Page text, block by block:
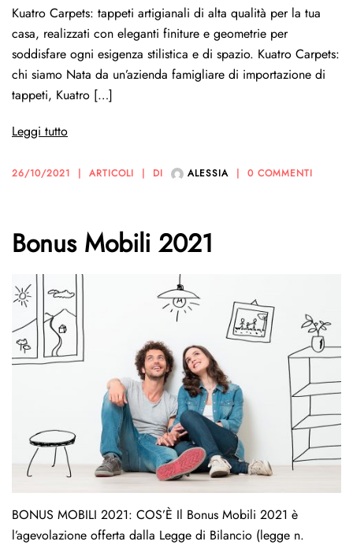
Kuatro Carpets: tappeti artigianali di alta qualità per la tua
casa, realizzati con eleganti finiture e geometrie per
soddisfare ogni esigenza stilistica e di spazio. Kuatro Carpets:
chi siamo Nata da un’azienda famigliare di importazione di
tappeti, Kuatro […]
Leggi tutto
26/10/2021 ARTICOLI DI ALESSIA 0 COMMENTI
Bonus Mobili 2021
BONUS MOBILI 2021: COS’È Il Bonus Mobili 2021 è
l’agevolazione offerta dalla Legge di Bilancio (legge n.